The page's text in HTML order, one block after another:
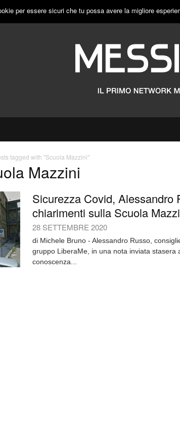
2026 PUBBLICITÀ
tagged with "Scuola Mazzini"
Mazzini
Sicurezza Covid, Alessandro
chiarimenti sulla Scuola
28 SETTEMBRE 2020
di Michele Bruno - Alessandro Russo,
gruppo LiberaMe, in una nota inviata stasera
conoscenza...
per essere sicuri che tu possa avere la migliore